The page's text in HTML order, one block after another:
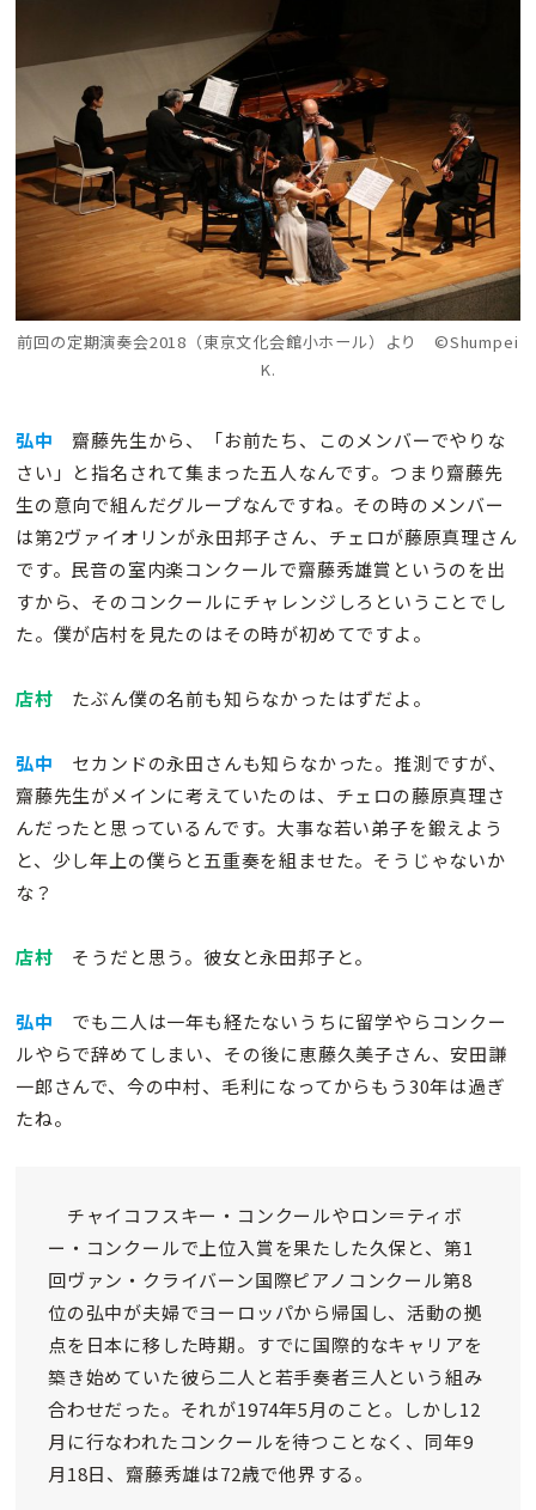
前回の定期演奏会2018（東京文化会館小ホール）より ©Shumpei
K.
弘中 齋藤先生から、「お前たち、このメンバーでやりな
さい」と指名されて集まった五人なんです。つまり齋藤先
生の意向で組んだグループなんですね。その時のメンバー
は第2ヴァイオリンが永田邦子さん、チェロが藤原真理さん
です。民音の室内楽コンクールで齋藤秀雄賞というのを出
すから、そのコンクールにチャレンジしろということでし
た。僕が店村を見たのはその時が初めてですよ。
店村 たぶん僕の名前も知らなかったはずだよ。
弘中 セカンドの永田さんも知らなかった。推測ですが、
齋藤先生がメインに考えていたのは、チェロの藤原真理さ
んだったと思っているんです。大事な若い弟子を鍛えよう
と、少し年上の僕らと五重奏を組ませた。そうじゃないか
な？
店村 そうだと思う。彼女と永田邦子と。
弘中 でも二人は一年も経たないうちに留学やらコンクー
ルやらで辞めてしまい、その後に恵藤久美子さん、安田謙
一郎さんで、今の中村、毛利になってからもう30年は過ぎ
たね。
チャイコフスキー・コンクールやロン＝ティボ
ー・コンクールで上位入賞を果たした久保と、第1
回ヴァン・クライバーン国際ピアノコンクール第8
位の弘中が夫婦でヨーロッパから帰国し、活動の拠
点を日本に移した時期。すでに国際的なキャリアを
築き始めていた彼ら二人と若手奏者三人という組み
合わせだった。それが1974年5月のこと。しかし12
月に行なわれたコンクールを待つことなく、同年9
月18日、齋藤秀雄は72歳で他界する。